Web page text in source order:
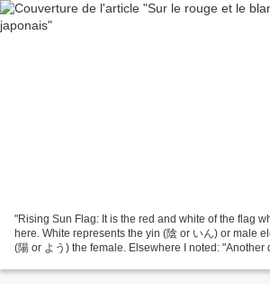
"Rising Sun Flag: It is the red and white of the flag
here. White represents the yin (陰 or いん) or male
(陽 or よう) the female. Elsewhere I noted: "Another